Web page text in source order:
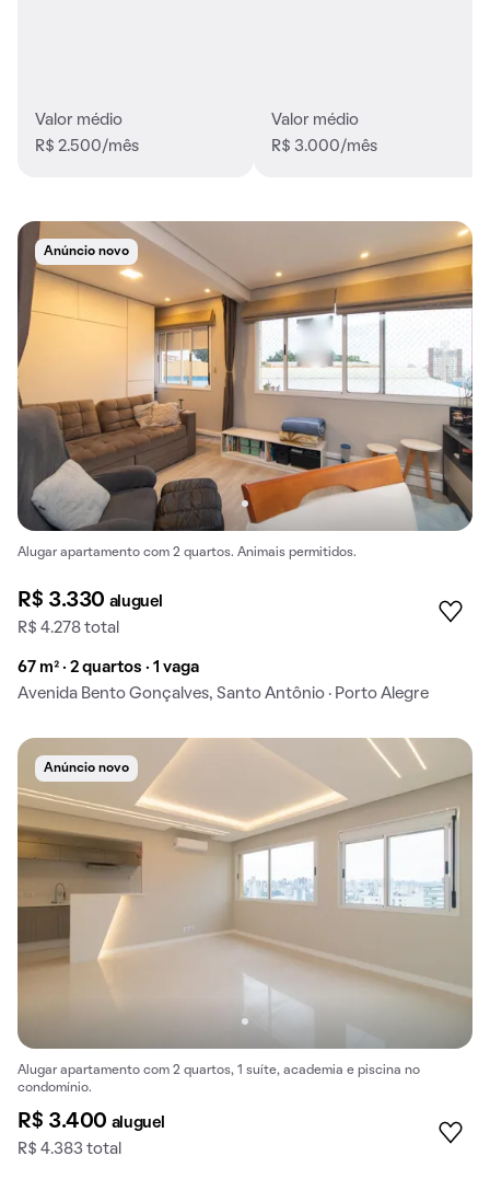
Valor médio
R$ 2.500/mês
Valor médio
R$ 3.000/mês
Anúncio novo
Alugar apartamento com 2 quartos. Animais permitidos.
R$ 3.330 aluguel
R$ 4.278 total
67 m² · 2 quartos · 1 vaga
Avenida Bento Gonçalves, Santo Antônio · Porto Alegre
Anúncio novo
Alugar apartamento com 2 quartos, 1 suíte, academia e piscina no
condomínio.
R$ 3.400 aluguel
R$ 4.383 total